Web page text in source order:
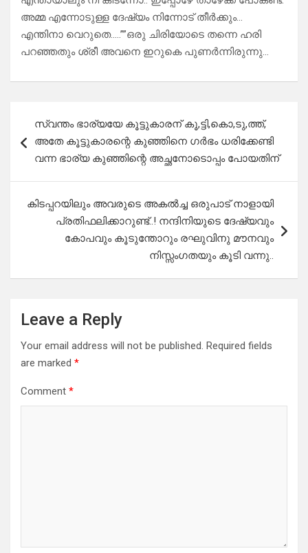
അമ്മ എന്നോടുള്ള ദേഷ്യം നിന്നോട് തീർക്കും…
എന്തിനാ വെറുതെ…..””ഒരു ചിരിയോടെ തന്നെ ഹരി
പറഞ്ഞതും ശ്രീ അവനെ ഇറുകെ പുണർന്നിരുന്നു…
navigation
സ്വന്തം ഭാര്യയേ കൂട്ടുകാരന് കൂ,ട്ടി,കൊ,ടു,ത്ത്,
അതേ കൂട്ടുകാരന്റെ കുഞ്ഞിനെ ഗർഭം ധരിക്കേണ്ടി
വന്ന ഭാര്യ കുഞ്ഞിന്റെ അച്ഛനോടൊപ്പം പോയതിന്
കിടപ്പറയിലും അവരുടെ അകൽച്ച ഒരുപാട് നാളായി
പ്രതിഫലിക്കാറുണ്ട്..! നന്ദിനിയുടെ ദേഷ്യവും
കോപവും കൂടുന്തോറും രഘുവിനു മൗനവും
നിസ്സംഗതയും കൂടി വന്നു..
Leave a Reply
Your email address will not be published. Required fields
are marked *
Comment *